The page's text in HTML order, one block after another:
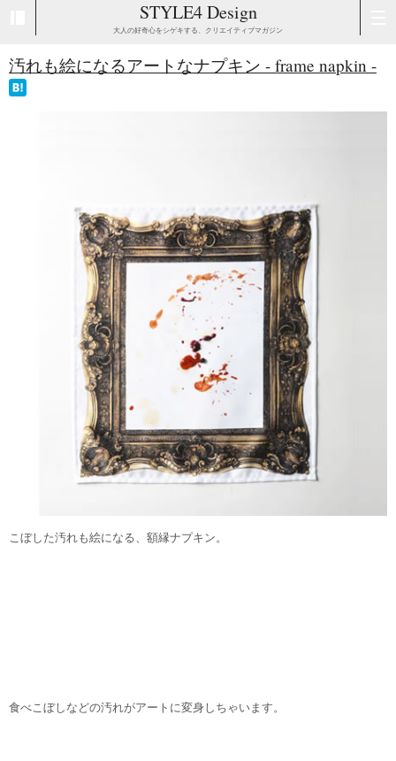
STYLE4 Design
大人の好奇心をシゲキする、クリエイティブマガジン
汚れも絵になるアートなナプキン - frame napkin -
こぼした汚れも絵になる、額縁ナプキン。
食べこぼしなどの汚れがアートに変身しちゃいます。